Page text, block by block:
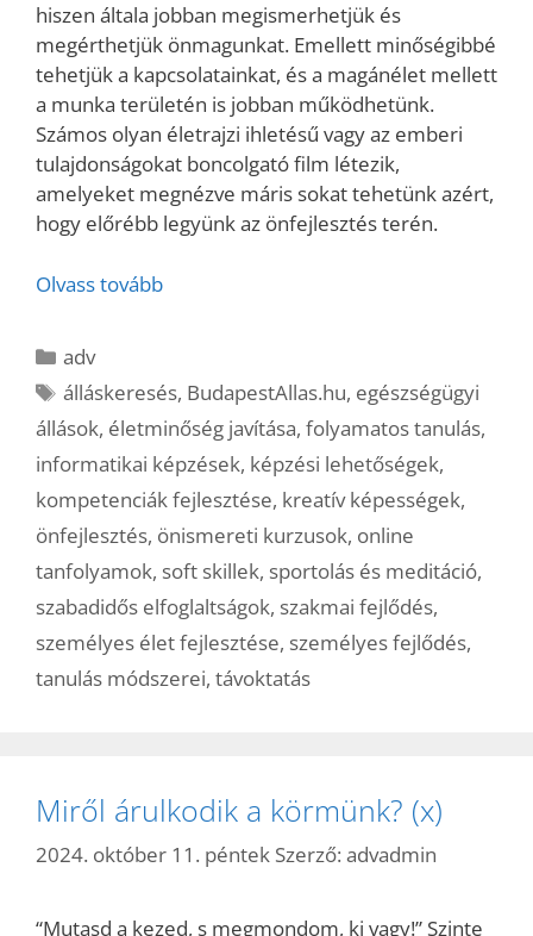
hiszen általa jobban megismerhetjük és
megérthetjük önmagunkat. Emellett minőségibbé
tehetjük a kapcsolatainkat, és a magánélet mellett
a munka területén is jobban működhetünk.
Számos olyan életrajzi ihletésű vagy az emberi
tulajdonságokat boncolgató film létezik,
amelyeket megnézve máris sokat tehetünk azért,
hogy előrébb legyünk az önfejlesztés terén.
Olvass tovább
Kategória
adv
Címkék
álláskeresés, BudapestAllas.hu, egészségügyi
állások, életminőség javítása, folyamatos tanulás,
informatikai képzések, képzési lehetőségek,
kompetenciák fejlesztése, kreatív képességek,
önfejlesztés, önismereti kurzusok, online
tanfolyamok, soft skillek, sportolás és meditáció,
szabadidős elfoglaltságok, szakmai fejlődés,
személyes élet fejlesztése, személyes fejlődés,
tanulás módszerei, távoktatás
Miről árulkodik a körmünk? (x)
2024. október 11. péntek Szerző: advadmin
“Mutasd a kezed, s megmondom, ki vagy!” Szinte